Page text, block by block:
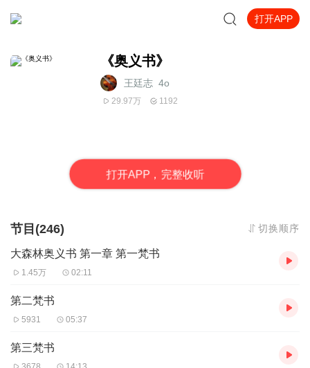
打开APP
《奥义书》
王廷志_4o
29.97万 1192
打开APP，完整收听
节目(246) 切换顺序
大森林奥义书 第一章 第一梵书
1.45万 02:11
第二梵书
5931 05:37
第三梵书